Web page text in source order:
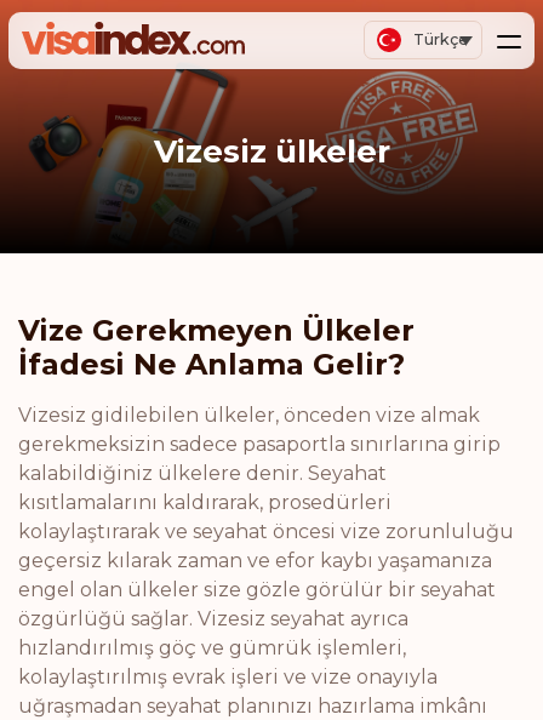
Türkçe
Vizesiz ülkeler
Vize Gerekmeyen Ülkeler
İfadesi Ne Anlama Gelir?
Vizesiz gidilebilen ülkeler, önceden vize almak
gerekmeksizin sadece pasaportla sınırlarına girip
kalabildiğiniz ülkelere denir. Seyahat
kısıtlamalarını kaldırarak, prosedürleri
kolaylaştırarak ve seyahat öncesi vize zorunluluğu
geçersiz kılarak zaman ve efor kaybı yaşamanıza
engel olan ülkeler size gözle görülür bir seyahat
özgürlüğü sağlar. Vizesiz seyahat ayrıca
hızlandırılmış göç ve gümrük işlemleri,
kolaylaştırılmış evrak işleri ve vize onayıyla
uğraşmadan seyahat planınızı hazırlama imkânı